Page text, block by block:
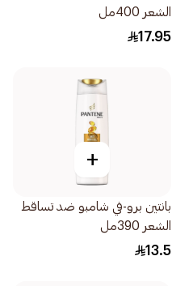
الشعر 400مل
17.95
+
بانتين برو-في شامبو ضد تساقط
الشعر 390مل
13.5